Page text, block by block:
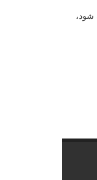
شود،